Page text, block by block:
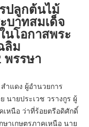
ปลูกต้นไม้
บาทสมเด็จ
นโอกาสพระ
ลิม
พรรษา
ำแดง ผู้อำนวยการ
นายประเวช วรางกูร ผู้
เหนือ ว่าที่ร้อยตรีอดิศักดิ์
าเกษตรภาคเหนือ นาย